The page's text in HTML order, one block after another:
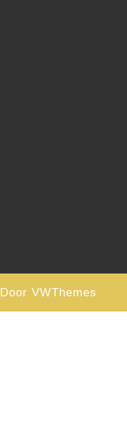
Door VWThemes